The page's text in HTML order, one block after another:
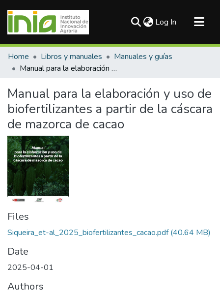
Log In (current)
Communities & Collections
All of DSpace
Home Libros y manuales
Manuales y guías
Manual para la elaboración y uso de biofertilizantes a partir de la cáscara de mazorca de cacao
Manual para la elaboración y uso de
biofertilizantes a partir de la cáscara
de mazorca de cacao
Files
Siqueira_et-al_2025_biofertilizantes_cacao.pdf(40.64 MB)
Date
2025-04-01
Authors